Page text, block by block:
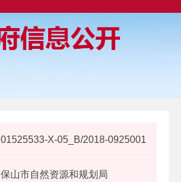
01525533-X-05_B/2018-0925001
保山市自然资源和规划局